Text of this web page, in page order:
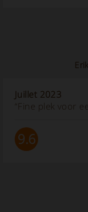
Juillet 2023
“Fine plek voor
9.6